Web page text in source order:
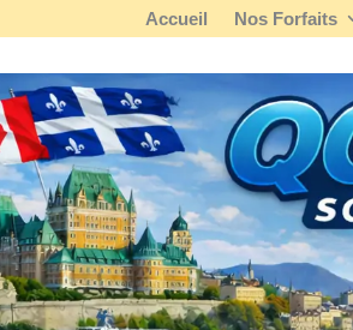
Accueil Nos Forfaits